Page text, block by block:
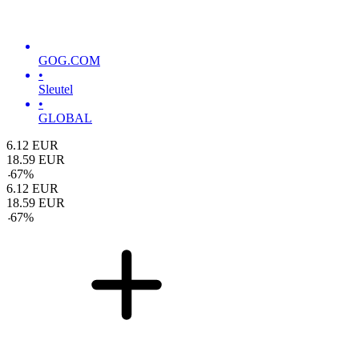
GOG.COM
•
Sleutel
•
GLOBAL
6.12 EUR
18.59 EUR
-67%
6.12 EUR
18.59 EUR
-67%